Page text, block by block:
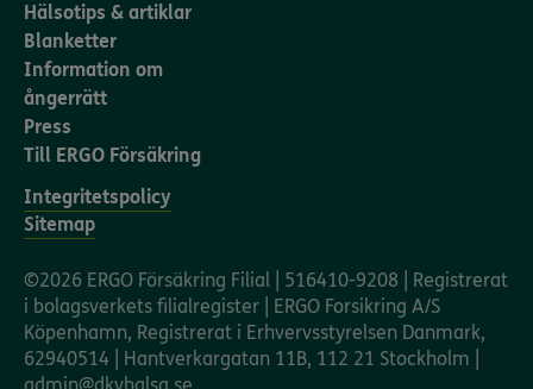
Hälsotips & artiklar
Blanketter
Information om
ångerrätt
Press
Till ERGO Försäkring
Integritetspolicy
Sitemap
©2026 ERGO Försäkring Filial | 516410-9208 | Registrerat
i bolagsverkets filialregister | ERGO Forsikring A/S
Köpenhamn, Registrerat i Erhvervsstyrelsen Danmark,
62940514 | Hantverkargatan 11B, 112 21 Stockholm |